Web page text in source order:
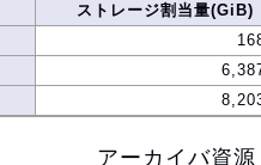
ストレージ割当量(GiB)
アーカイバ資源